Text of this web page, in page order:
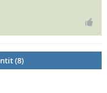
(8)